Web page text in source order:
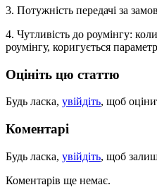
3. Потужність передачі за
4. Чутливість до роумінгу:
роумінгу, коригується
Оцініть цю статтю
Будь ласка, увійдіть, щоб
Коментарі
Будь ласка, увійдіть, щоб
Коментарів ще немає.